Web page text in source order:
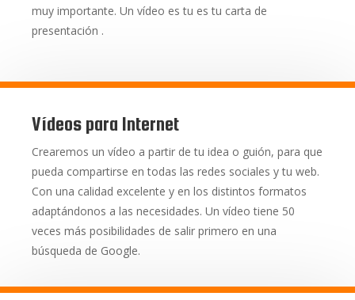
muy importante. Un vídeo es tu es tu carta de
presentación .
Vídeos para Internet
Crearemos un vídeo a partir de tu idea o guión, para que
pueda compartirse en todas las redes sociales y tu web.
Con una calidad excelente y en los distintos formatos
adaptándonos a las necesidades. Un vídeo tiene 50
veces más posibilidades de salir primero en una
búsqueda de Google.